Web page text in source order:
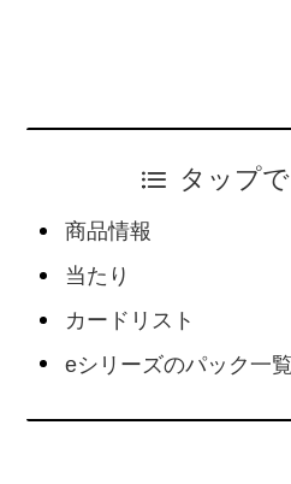
タップ
商品情報
当たり
カードリスト
eシリーズのパック一覧